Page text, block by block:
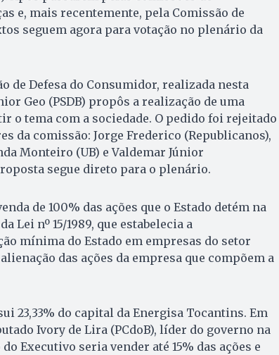
e, mais recentemente, pela Comissão de
seguem agora para votação no plenário da
de Defesa do Consumidor, realizada nesta
Geo (PSDB) propôs a realização de uma
o tema com a sociedade. O pedido foi rejeitado
da comissão: Jorge Frederico (Republicanos),
Monteiro (UB) e Valdemar Júnior
segue direto para o plenário.
de 100% das ações que o Estado detém na
Lei nº 15/1989, que estabelecia a
mínima do Estado em empresas do setor
das ações da empresa que compõem a
23,33% do capital da Energisa Tocantins. Em
Ivory de Lira (PCdoB), líder do governo na
Executivo seria vender até 15% das ações e